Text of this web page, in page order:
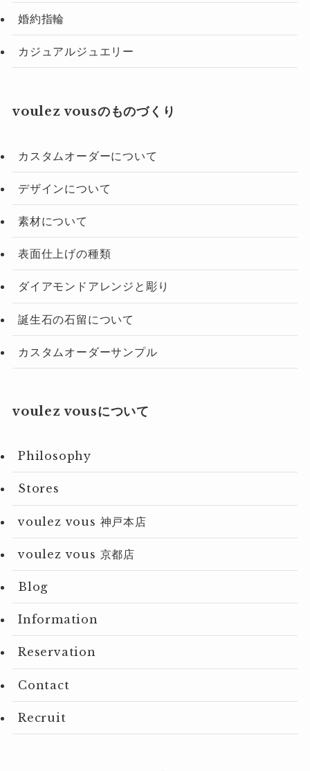
婚約指輪
カジュアルジュエリー
voulez vousのものづくり
カスタムオーダーについて
デザインについて
素材について
表面仕上げの種類
ダイアモンドアレンジと彫り
誕生石の石留について
カスタムオーダーサンプル
voulez vousについて
Philosophy
Stores
voulez vous 神戸本店
voulez vous 京都店
Blog
Information
Reservation
Contact
Recruit